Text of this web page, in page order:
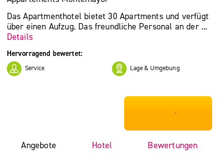
Das Apartmenthotel bietet 30 Apartments und verfügt
über einen Aufzug. Das freundliche Personal an der ...
Details
Hervorragend bewertet:
Service Lage & Umgebung
***************
Angebote Hotel Bewertungen